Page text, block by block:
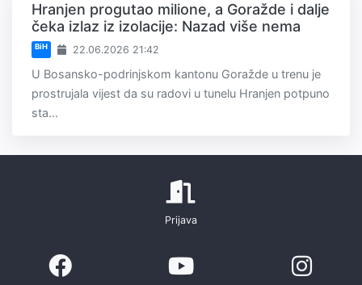
Hranjen progutao milione, a Goražde i dalje
čeka izlaz iz izolacije: Nazad više nema
BiH 22.06.2026 21:42
U Bosansko-podrinjskom kantonu Goražde u trenu je
prostrujala vijest da su radovi u tunelu Hranjen potpuno
sta...
Prijava